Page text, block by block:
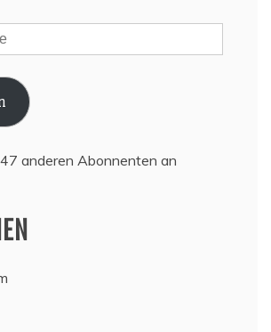
anderen Abonnenten an